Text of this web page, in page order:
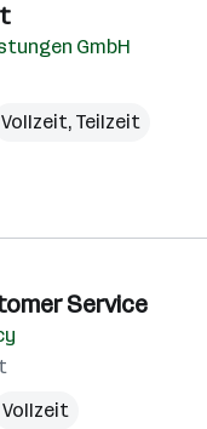
GmbH
Vollzeit, Teilzeit
Service
Vollzeit